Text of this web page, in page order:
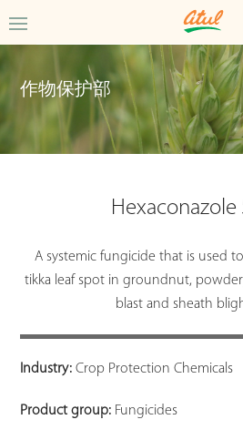
作物保护部
Hexaconazole
A systemic fungicide that is used
tikka leaf spot in groundnut,
blast and sheath
Industry: Crop Protection Chemicals
Product group: Fungicides